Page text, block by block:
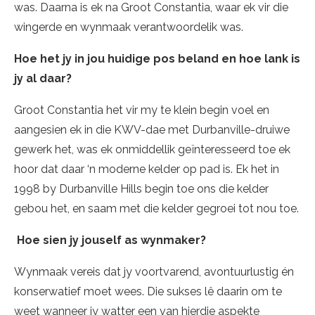
was. Daarna is ek na Groot Constantia, waar ek vir die
wingerde en wynmaak verantwoordelik was.
Hoe het jy in jou huidige pos beland en hoe lank is
jy al daar?
Groot Constantia het vir my te klein begin voel en
aangesien ek in die KWV-dae met Durbanville-druiwe
gewerk het, was ek onmiddellik geïnteresseerd toe ek
hoor dat daar ‘n moderne kelder op pad is. Ek het in
1998 by Durbanville Hills begin toe ons die kelder
gebou het, en saam met die kelder gegroei tot nou toe.
Hoe sien jy jouself as wynmaker?
Wynmaak vereis dat jy voortvarend, avontuurlustig én
konserwatief moet wees. Die sukses lê daarin om te
weet wanneer jy watter een van hierdie aspekte